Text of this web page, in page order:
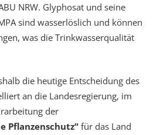
NRW. Glyphosat und seine
sind wasserlöslich und können
was die Trinkwasserqualität
die heutige Entscheidung des
an die Landesregierung, im
der
Pflanzenschutz“für das Land